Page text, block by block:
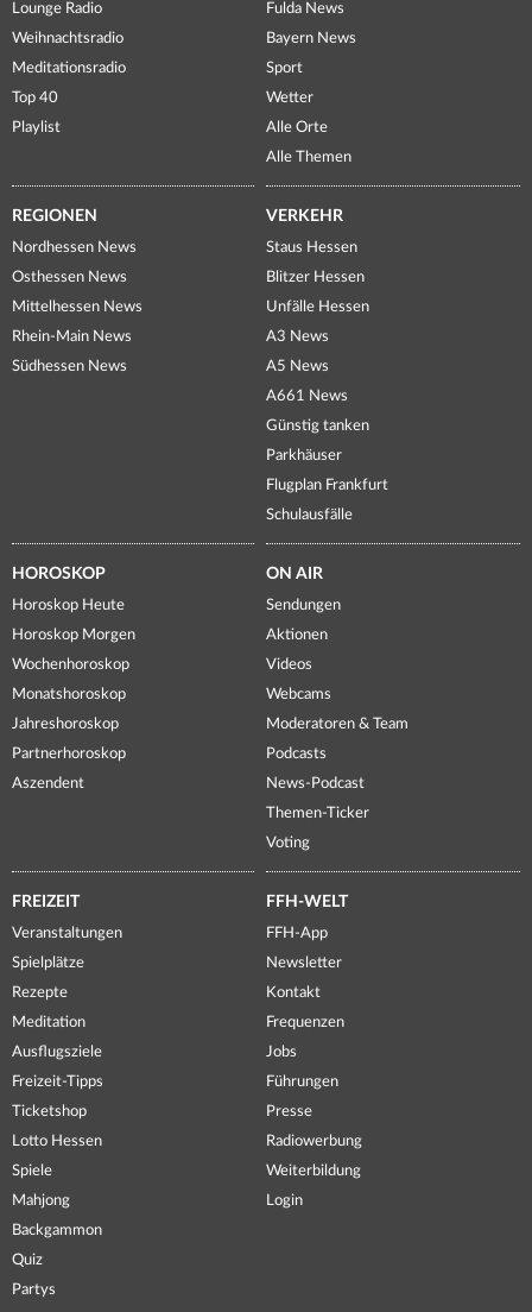
Lounge Radio
Weihnachtsradio
Meditationsradio
Top 40
Playlist
Fulda News
Bayern News
Sport
Wetter
Alle Orte
Alle Themen
REGIONEN
Nordhessen News
Osthessen News
Mittelhessen News
Rhein-Main News
Südhessen News
VERKEHR
Staus Hessen
Blitzer Hessen
Unfälle Hessen
A3 News
A5 News
A661 News
Günstig tanken
Parkhäuser
Flugplan Frankfurt
Schulausfälle
HOROSKOP
Horoskop Heute
Horoskop Morgen
Wochenhoroskop
Monatshoroskop
Jahreshoroskop
Partnerhoroskop
Aszendent
ON AIR
Sendungen
Aktionen
Videos
Webcams
Moderatoren & Team
Podcasts
News-Podcast
Themen-Ticker
Voting
FREIZEIT
Veranstaltungen
Spielplätze
Rezepte
Meditation
Ausflugsziele
Freizeit-Tipps
Ticketshop
Lotto Hessen
Spiele
Mahjong
Backgammon
Quiz
Partys
FFH-WELT
FFH-App
Newsletter
Kontakt
Frequenzen
Jobs
Führungen
Presse
Radiowerbung
Weiterbildung
Login